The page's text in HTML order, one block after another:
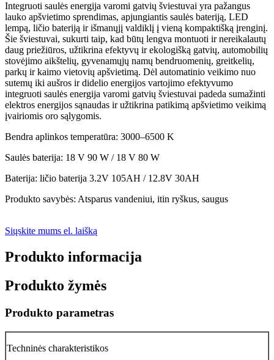
Integruoti saulės energija varomi gatvių šviestuvai yra pažangus
lauko apšvietimo sprendimas, apjungiantis saulės bateriją, LED
lempą, ličio bateriją ir išmanųjį valdiklį į vieną kompaktišką įrenginį.
Šie šviestuvai, sukurti taip, kad būtų lengva montuoti ir nereikalautų
daug priežiūros, užtikrina efektyvų ir ekologišką gatvių, automobilių
stovėjimo aikštelių, gyvenamųjų namų bendruomenių, greitkelių,
parkų ir kaimo vietovių apšvietimą. Dėl automatinio veikimo nuo
sutemų iki aušros ir didelio energijos vartojimo efektyvumo
integruoti saulės energija varomi gatvių šviestuvai padeda sumažinti
elektros energijos sąnaudas ir užtikrina patikimą apšvietimo veikimą
įvairiomis oro sąlygomis.
Bendra aplinkos temperatūra: 3000–6500 K
Saulės baterija: 18 V 90 W / 18 V 80 W
Baterija: ličio baterija 3.2V 105AH / 12.8V 30AH
Produkto savybės: Atsparus vandeniui, itin ryškus, saugus
Siųskite mums el. laišką
Produkto informacija
Produkto žymės
Produkto parametras
Techninės charakteristikos